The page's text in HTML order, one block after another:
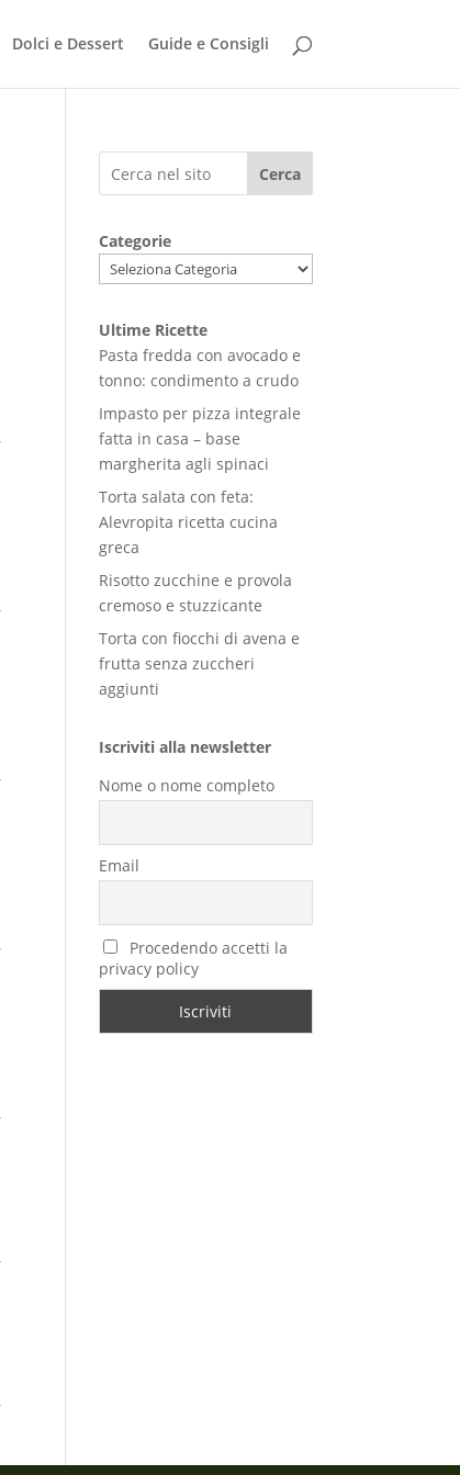
Dolci e Dessert Guide e Consigli
Cerca
Categorie
Ultime Ricette
Pasta fredda con avocado e
tonno: condimento a crudo
Impasto per pizza integrale
fatta in casa – base
margherita agli spinaci
Torta salata con feta:
Alevropita ricetta cucina
greca
Risotto zucchine e provola
cremoso e stuzzicante
Torta con fiocchi di avena e
frutta senza zuccheri
aggiunti
Iscriviti alla newsletter
Nome o nome completo
Email
Procedendo accetti la
privacy policy